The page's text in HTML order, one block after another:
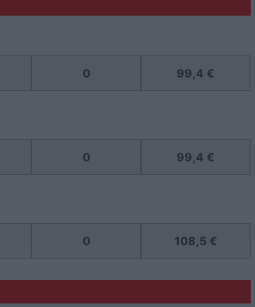
0 99,4 €
0 99,4 €
0 108,5 €